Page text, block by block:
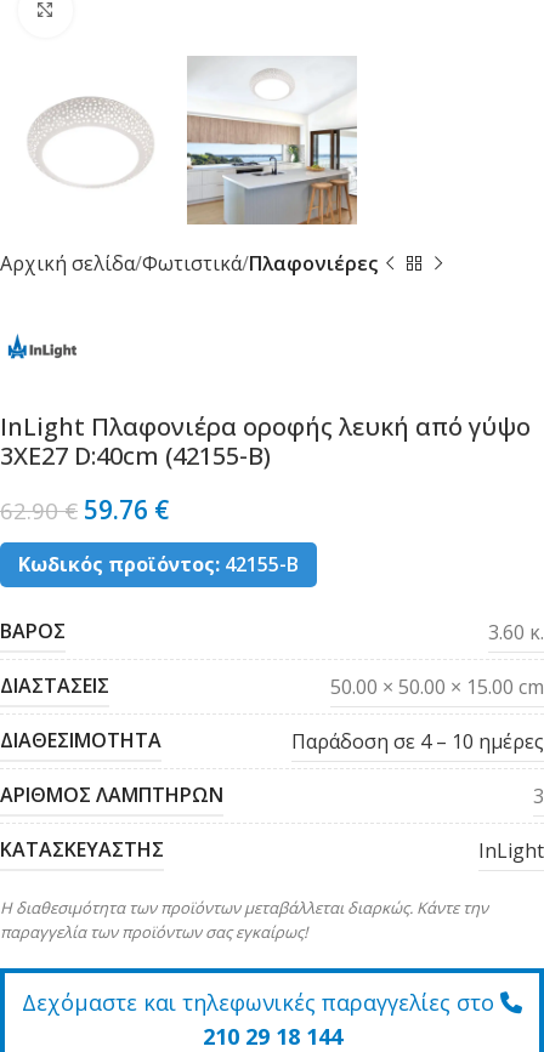
Αρχική σελίδα Φωτιστικά Πλαφονιέρες
InLight Πλαφονιέρα οροφής λευκή από γύψο
3XE27 D:40cm (42155-B)
62.90€ 59.76 €
Κωδικός προϊόντος: 42155-B
ΒΑΡΟΣ 3.60 κ.
ΔΙΑΣΤΑΣΕΙΣ 50.00 × 50.00 × 15.00 cm
ΔΙΑΘΕΣΙΜΟΤΗΤΑ Παράδοση σε 4 – 10 ημέρες
ΑΡΙΘΜΟΣ ΛΑΜΠΤΗΡΩΝ 3
ΚΑΤΑΣΚΕΥΑΣΤΗΣ InLight
Η διαθεσιμότητα των προϊόντων μεταβάλλεται διαρκώς. Κάντε την
παραγγελία των προϊόντων σας εγκαίρως!
Δεχόμαστε και τηλεφωνικές παραγγελίες στο
210 29 18 144